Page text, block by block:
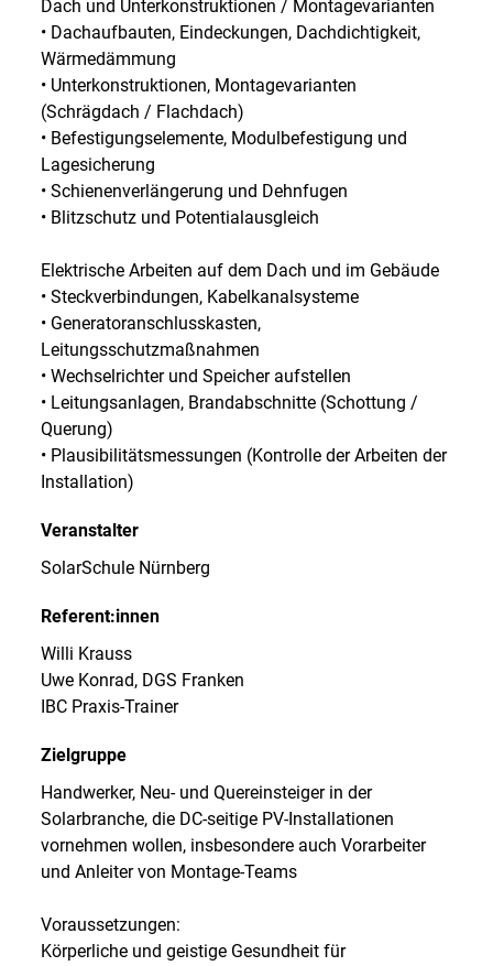
Dach und Unterkonstruktionen / Montagevarianten
• Dachaufbauten, Eindeckungen, Dachdichtigkeit,
Wärmedämmung
• Unterkonstruktionen, Montagevarianten
(Schrägdach / Flachdach)
• Befestigungselemente, Modulbefestigung und
Lagesicherung
• Schienenverlängerung und Dehnfugen
• Blitzschutz und Potentialausgleich
Elektrische Arbeiten auf dem Dach und im Gebäude
• Steckverbindungen, Kabelkanalsysteme
• Generatoranschlusskasten,
Leitungsschutzmaßnahmen
• Wechselrichter und Speicher aufstellen
• Leitungsanlagen, Brandabschnitte (Schottung /
Querung)
• Plausibilitätsmessungen (Kontrolle der Arbeiten der
Installation)
Veranstalter
SolarSchule Nürnberg
Referent:innen
Willi Krauss
Uwe Konrad, DGS Franken
IBC Praxis-Trainer
Zielgruppe
Handwerker, Neu- und Quereinsteiger in der
Solarbranche, die DC-seitige PV-Installationen
vornehmen wollen, insbesondere auch Vorarbeiter
und Anleiter von Montage-Teams
Voraussetzungen:
Körperliche und geistige Gesundheit für